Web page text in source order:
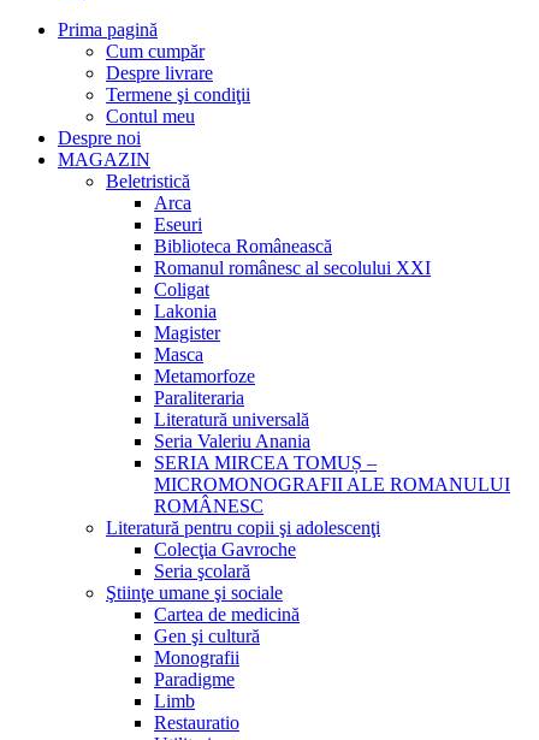
Prima pagină
Cum cumpăr
Despre livrare
Termene şi condiţii
Contul meu
Despre noi
MAGAZIN
Beletristică
Arca
Eseuri
Biblioteca Românească
Romanul românesc al secolului XXI
Coligat
Lakonia
Magister
Masca
Metamorfoze
Paraliteraria
Literatură universală
Seria Valeriu Anania
SERIA MIRCEA TOMUȘ –
MICROMONOGRAFII ALE ROMANULUI
ROMÂNESC
Literatură pentru copii şi adolescenţi
Colecţia Gavroche
Seria şcolară
Ştiinţe umane şi sociale
Cartea de medicină
Gen şi cultură
Monografii
Paradigme
Limb
Restauratio